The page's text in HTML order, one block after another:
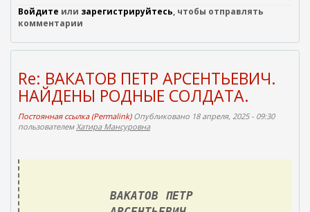
я
с
л
к
а
)
Войдите или зарегистрируйтесь, чтобы отправлять
комментарии
Re: ВАКАТОВ ПЕТР АРСЕНТЬЕВИЧ.
НАЙДЕНЫ РОДНЫЕ СОЛДАТА.
Постоянная ссылка (Permalink)Опубликовано 18 апреля, 2025 - 09:30
пользователемХатира Мансуровна
ВАКАТОВ ПЕТР